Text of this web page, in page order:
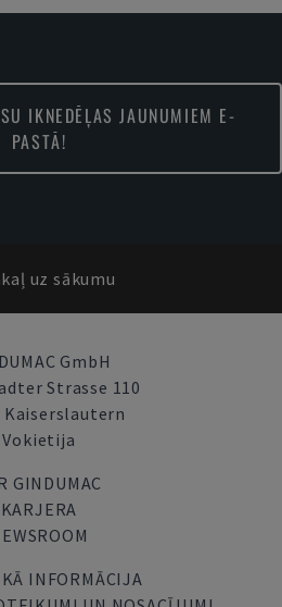
IKNEDĒĻAS JAUNUMIEM E-
PASTĀ!
uz sākumu
GmbH
Strasse 110
Kaiserslautern
Vokietija
GINDUMAC
KARJERA
INFORMĀCIJA